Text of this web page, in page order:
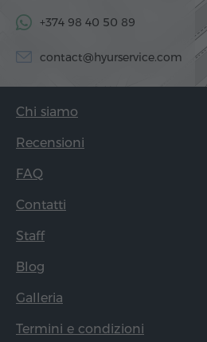
+374 98 40 50 89
contact@hyurservice.com
Chi siamo
Recensioni
FAQ
Contatti
Staff
Blog
Galleria
Termini e condizioni